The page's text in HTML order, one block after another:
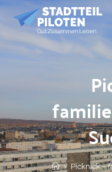
> Picknick –